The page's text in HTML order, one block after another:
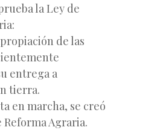
la Ley de
de las
entrega a
tierra.
en marcha, se creó
Agraria.